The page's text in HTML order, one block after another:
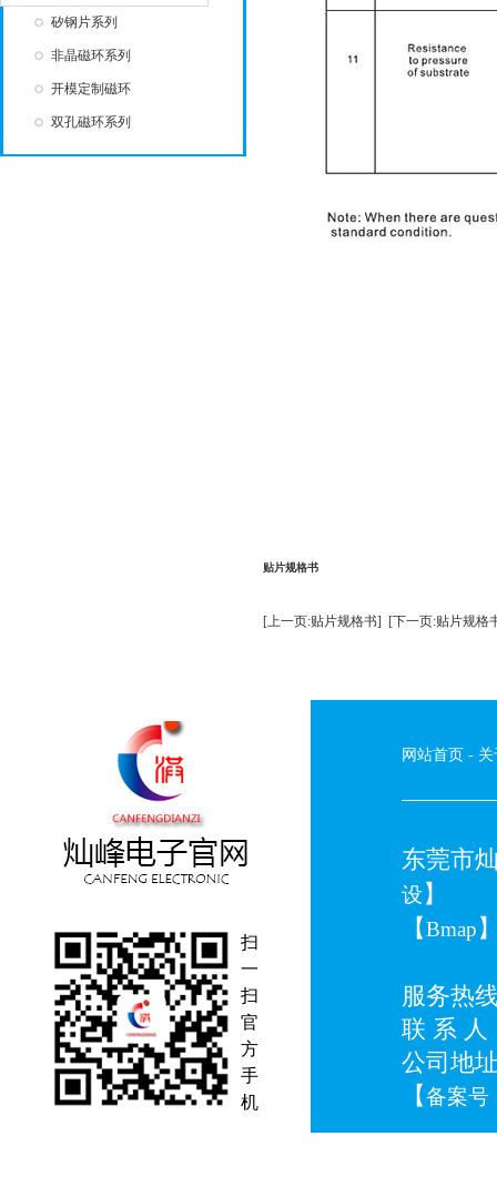
矽钢片系列
非晶磁环系列
开模定制磁环
双孔磁环系列
贴片规格书
[上一页:贴片规格书] [下一页:贴片规格
扫
一
扫
官
方
手
机
网站首页 -
东莞市
设】
【Bmap
服务热
联 系 人
公司地
【备案号